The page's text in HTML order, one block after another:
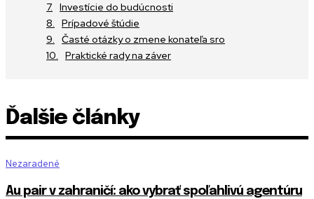
Investície do budúcnosti
Prípadové štúdie
Časté otázky o zmene konateľa sro
Praktické rady na záver
Ďalšie články
Nezaradené
Au pair v zahraničí: ako vybrať spoľahlivú agentúru